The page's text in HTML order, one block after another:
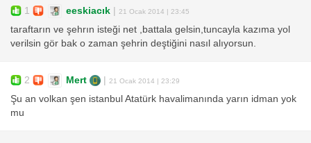
1 eeskiacık | 21 Ocak 2014 | 23:45
taraftarın ve şehrın isteği net ,battala gelsin,tuncayla kazıma yol
verilsin gör bak o zaman şehrin deştiğini nasıl alıyorsun.
2 Mert | 21 Ocak 2014 | 23:29
Şu an volkan şen istanbul Atatürk havalimanında yarın idman yok
mu